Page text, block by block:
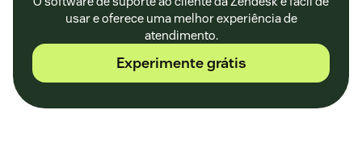
usar e oferece uma melhor experiência de
atendimento.
Experimente grátis